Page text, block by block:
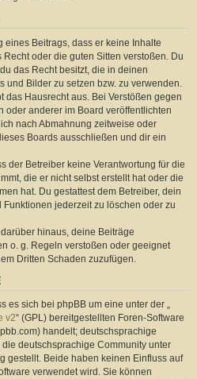
eines Beitrags, dass er keine Inhalte
oder die guten Sitten verstoßen. Du
das Recht besitzt, die in deinen
und Bilder zu setzen bzw. zu verwenden.
das Hausrecht aus. Bei Verstößen gegen
oder anderer im Board veröffentlichten
nach Abmahnung zeitweise oder
Boards ausschließen und dir ein
der Betreiber keine Verantwortung für die
die er nicht selbst erstellt hat oder die
hat. Du gestattest dem Betreiber, dein
jederzeit zu löschen oder zu
hinaus, deine Beiträge
o. g. Regeln verstoßen oder geeignet
Dritten Schaden zuzufügen.
es sich bei phpBB um eine unter der „
v2“ (GPL) bereitgestellten Foren-Software
handelt; deutschsprachige
deutschsprachige Community unter
gestellt. Beide haben keinen Einfluss auf
verwendet wird. Sie können